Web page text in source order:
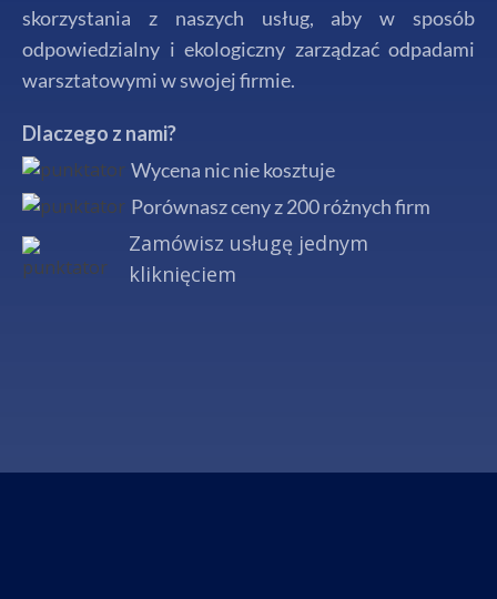
skorzystania z naszych usług, aby w sposób
odpowiedzialny i ekologiczny zarządzać odpadami
warsztatowymi w swojej firmie.
Dlaczego z nami?
Wycena nic nie kosztuje
Porównasz ceny z 200 różnych firm
Zamówisz usługę jednym
kliknięciem